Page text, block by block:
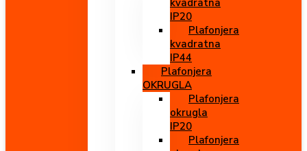
kvadratna
IP20
Plafonjera
kvadratna
IP44
Plafonjera
OKRUGLA
Plafonjera
okrugla
IP20
Plafonjera